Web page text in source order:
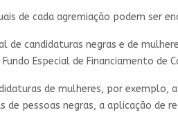
de cada agremiação podem ser
de candidaturas negras e de
Especial de Financiamento de
de mulheres, por exemplo,
de pessoas negras, a aplicação de